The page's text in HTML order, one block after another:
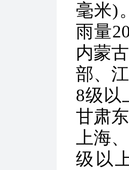
毫米)
雨量
内蒙
部、
8级以
甘肃
上海
级以